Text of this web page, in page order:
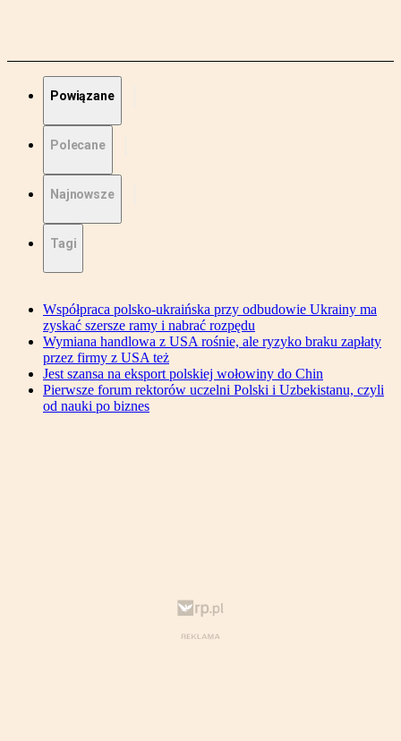
Powiązane
Polecane
Najnowsze
Tagi
Współpraca polsko-ukraińska przy odbudowie Ukrainy ma
zyskać szersze ramy i nabrać rozpędu
Wymiana handlowa z USA rośnie, ale ryzyko braku zapłaty
przez firmy z USA też
Jest szansa na eksport polskiej wołowiny do Chin
Pierwsze forum rektorów uczelni Polski i Uzbekistanu, czyli
od nauki po biznes